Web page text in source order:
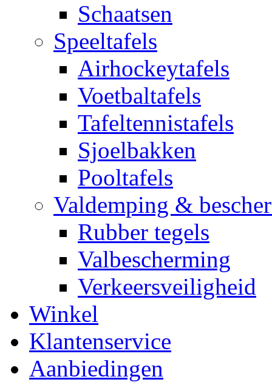
Schaatsen
Speeltafels
Airhockeytafels
Voetbaltafels
Tafeltennistafels
Sjoelbakken
Pooltafels
Valdemping &
Rubber tegels
Valbescherming
Verkeersveiligheid
Winkel
Klantenservice
Aanbiedingen